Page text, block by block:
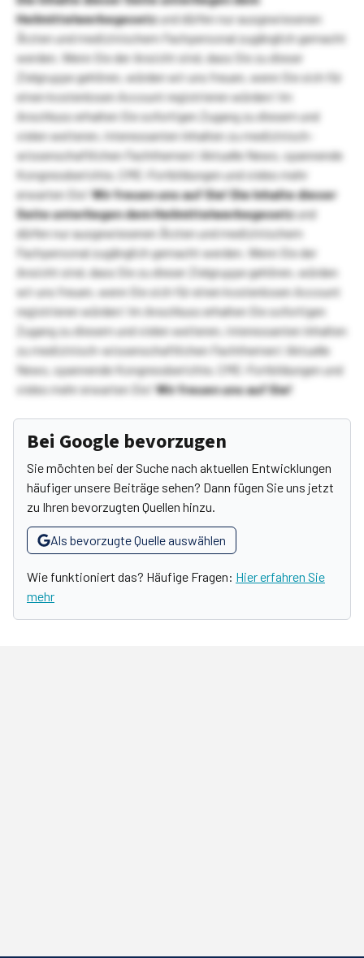
Heilmittelwerbegesetzund dürfen nur ausgewiesenen
Ärzten und medizinischem Fachpersonal zugänglich gemacht
werden. Wenn Sie der Ansicht sind, dass Sie zu dieser
Zielgruppe gehören, würden wir uns freuen, wenn Sie sich für
einen kostenlosen Account registrieren würden! Im
Anschluss erhalten Sie sofortigen Zugang zu diesem und
vielen weiteren, interessanten Inhalten zu medizinisch-
wissenschaftlichen Fachthemen! Aktuelle News, spannende
Kongressberichte, CME-Fortbildungen und vieles mehr
erwarten Sie!Wir freuen uns auf Sie!Die Inhalte dieser
Seite unterliegen dem Heilmittelwerbegesetzund
dürfen nur ausgewiesenen Ärzten und medizinischem
Fachpersonal zugänglich gemacht werden. Wenn Sie der
Ansicht sind, dass Sie zu dieser Zielgruppe gehören, würden
wir uns freuen, wenn Sie sich für einen kostenlosen Account
registrieren würden! Im Anschluss erhalten Sie sofortigen
Zugang zu diesem und vielen weiteren, interessanten Inhalten
zu medizinisch-wissenschaftlichen Fachthemen! Aktuelle
News, spannende Kongressberichte, CME-Fortbildungen und
vieles mehr erwarten Sie!Wir freuen uns auf Sie!
Bei Google bevorzugen
Sie möchten bei der Suche nach aktuellen Entwicklungen
häufiger unsere Beiträge sehen? Dann fügen Sie uns jetzt
zu Ihren bevorzugten Quellen hinzu.
Als bevorzugte Quelle auswählen
Wie funktioniert das? Häufige Fragen: Hier erfahren Sie
mehr